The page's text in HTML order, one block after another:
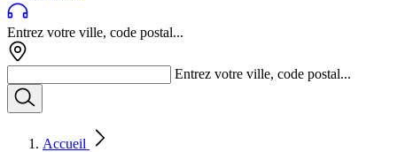
Entrez votre ville, code postal...
Entrez votre ville, code postal...
Accueil